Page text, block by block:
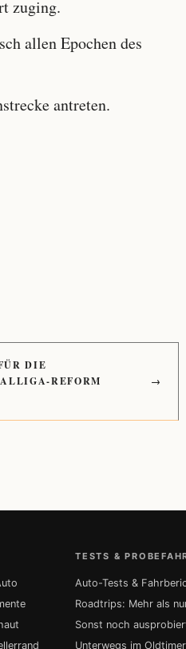
zuging.
allen Epochen des
antreten.
DIE
REFORM
→
TESTS &
Auto-Tests &
Roadtrips: Mehr als
Sonst noch
Unterwegs im